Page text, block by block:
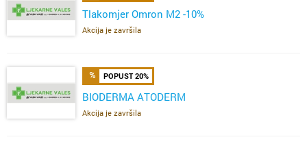
Tlakomjer Omron M2 -10%
Akcija je završila
POPUST 20%
BIODERMA ATODERM
Akcija je završila